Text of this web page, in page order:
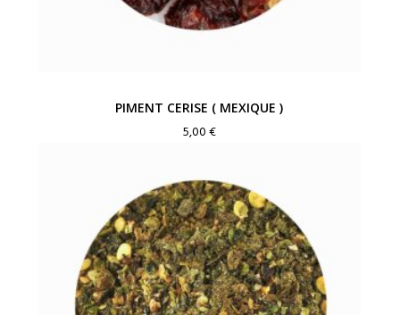
PIMENT CERISE ( MEXIQUE )
5,00€